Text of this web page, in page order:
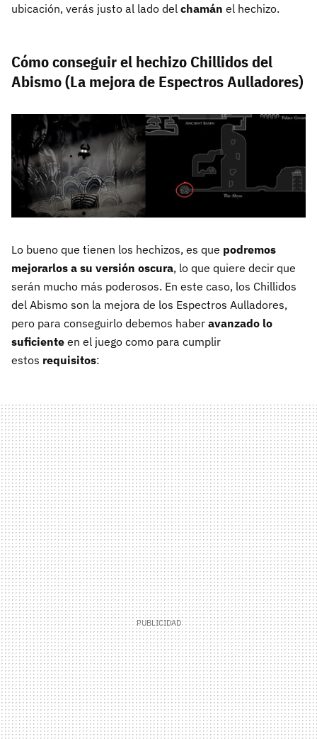
ubicación, verás justo al lado del chamán el hechizo.
Cómo conseguir el hechizo Chillidos del
Abismo (La mejora de Espectros Aulladores)
Lo bueno que tienen los hechizos, es que podremos
mejorarlos a su versión oscura, lo que quiere decir que
serán mucho más poderosos. En este caso, los Chillidos
del Abismo son la mejora de los Espectros Aulladores,
pero para conseguirlo debemos haber avanzado lo
suficiente en el juego como para cumplir
estos requisitos: